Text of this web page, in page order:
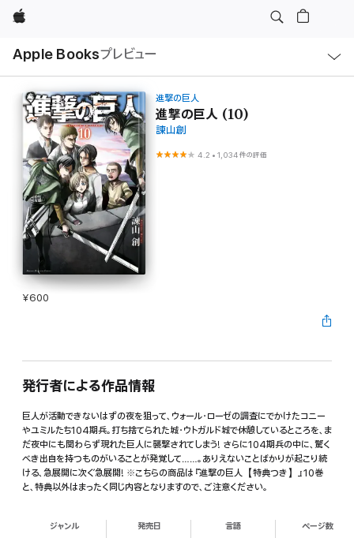
Apple
Apple Booksプレビュー
ル
進撃の巨人
進撃の巨人 (10)
諫山創
4.2 •1,034件の評価
¥600
発行者による作品情報
巨人が活動できないはずの夜を狙って、ウォール・ローゼの調査にでかけたコニー
やユミルたち104期兵。打ち捨てられた城・ウトガルド城で休憩しているところを、ま
だ夜中にも関わらず現れた巨人に襲撃されてしまう! さらに104期兵の中に、驚く
べき出自を持つものがいることが発覚して……。ありえないことばかりが起こり続
ける、急展開に次ぐ急展開! ※こちらの商品は『進撃の巨人【特典つき】』10巻
と、特典以外はまったく同じ内容となりますので、ご注意ください。
ジャンル 発売日 言語 ページ数